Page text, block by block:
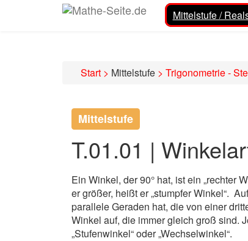
Mittelstufe /
Start > Mittelstufe > Trigonometrie -
Mittelstufe
T.01.01 |
Ein Winkel, der 90° hat, ist ein „rechter
er größer, heißt er „stumpfer Winkel“.
parallele Geraden hat, die von einer
Winkel auf, die immer gleich groß sind.
„Stufenwinkel“ oder „Wechselwinkel“.